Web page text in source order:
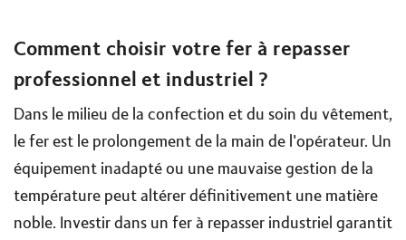
Comment choisir votre fer à repasser
professionnel et industriel ?
Dans le milieu de la confection et du soin du vêtement,
le fer est le prolongement de la main de l'opérateur. Un
équipement inadapté ou une mauvaise gestion de la
température peut altérer définitivement une matière
noble. Investir dans un fer à repasser industriel garantit